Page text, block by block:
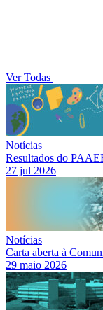
Ver Todas
Notícias
Resultados do
27 jul 2026
Notícias
Carta aberta à
29 maio 2026